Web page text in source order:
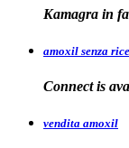
Kamagra in
amoxil senza
Connect is
vendita amoxil